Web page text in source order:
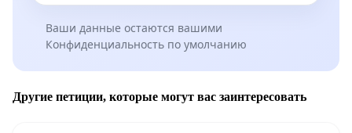
Ваши данные остаются вашими
Конфиденциальность по умолчанию
Другие петиции, которые могут вас заинтересовать